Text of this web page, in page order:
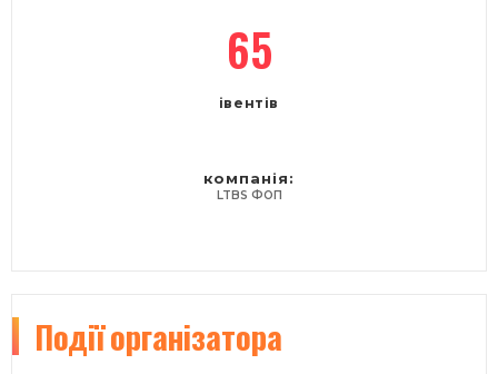
65
івентів
компанія:
LTBS ФОП
Подіїорганізатора